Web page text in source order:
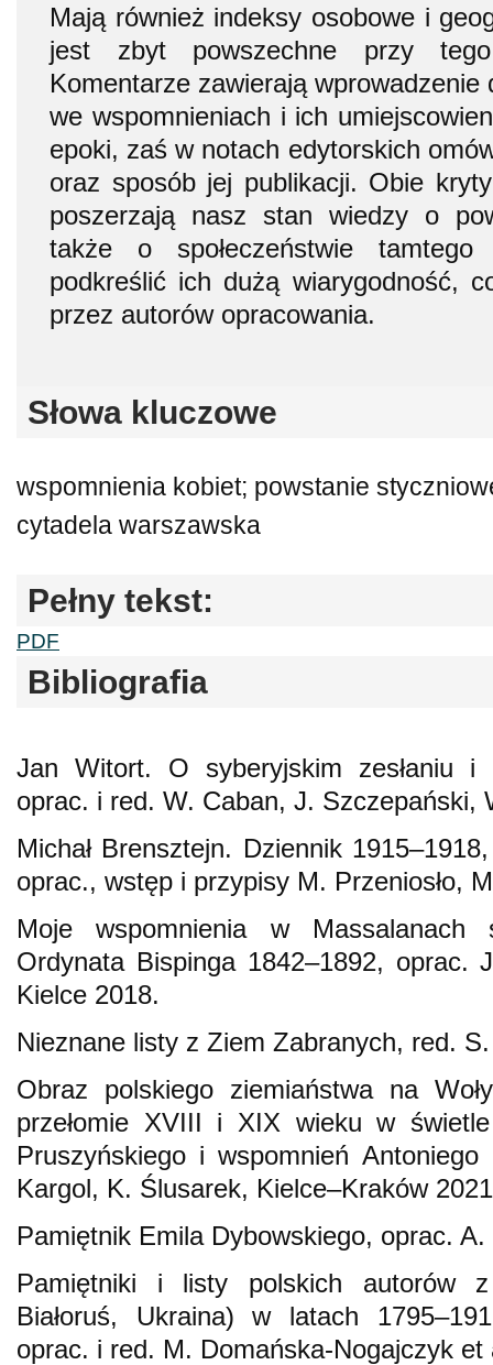
Mają również indeksy osobowe i
jest zbyt powszechne przy
Komentarze zawierają
we wspomnieniach i ich
epoki, zaś w notach edytorskich
oraz sposób jej publikacji. Obie
poszerzają nasz stan wiedzy o
także o społeczeństwie
podkreślić ich dużą wiarygodność,
przez autorów opracowania.
Słowa kluczowe
wspomnienia kobiet; powstanie
cytadela warszawska
Pełny tekst:
PDF
Bibliografia
Jan Witort. O syberyjskim zesłaniu i
oprac. i red. W. Caban, J. Szczepański,
Michał Brensztejn. Dziennik
oprac., wstęp i przypisy M. Przeniosło,
Moje wspomnienia w Massalanach
Ordynata Bispinga 1842–1892, oprac.
Kielce 2018.
Nieznane listy z Ziem Zabranych, red.
Obraz polskiego ziemiaństwa na
przełomie XVIII i XIX wieku w
Pruszyńskiego i wspomnień
Kargol, K. Ślusarek, Kielce–Kraków
Pamiętnik Emila Dybowskiego, oprac.
Pamiętniki i listy polskich autorów
Białoruś, Ukraina) w latach
oprac. i red. M. Domańska-Nogajczyk